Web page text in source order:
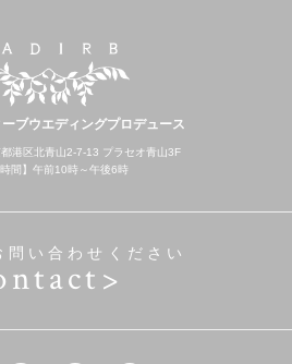
ブウエディングプロデュース
港区北青山2-7-13 プラセオ青山3F
時間】午前10時～午後6時
問い合わせください